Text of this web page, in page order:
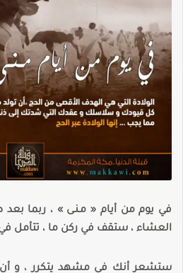
في يوم من أيام « مـنـى » ، ربما
العشاء ، ستقف في ركن ما ، تتأمل في
ستشعر أنك في مشهد يتكرر ، و